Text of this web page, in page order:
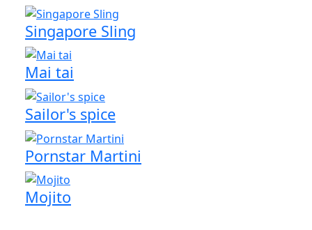
Singapore Sling
Mai tai
Sailor's spice
Pornstar Martini
Mojito